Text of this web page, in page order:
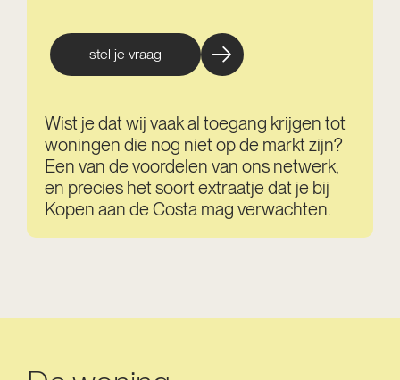
stel je vraag
Wist je dat wij vaak al toegang krijgen tot
woningen die nog niet op de markt zijn?
Een van de voordelen van ons netwerk,
en precies het soort extraatje dat je bij
Kopen aan de Costa mag verwachten.